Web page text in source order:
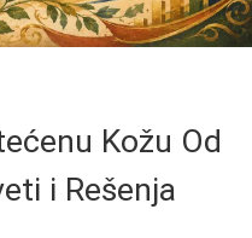
Kožu Od
i Rešenja